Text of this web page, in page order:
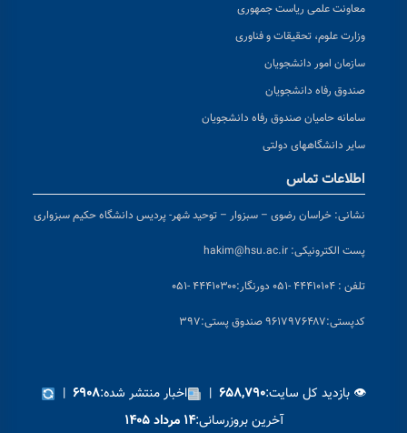
معاونت علمی ریاست جمهوری
وزارت علوم، تحقیقات و فناوری
سازمان امور دانشجویان
صندوق رفاه دانشجویان
سامانه حامیان صندوق رفاه دانشجویان
سایر دانشگاههای دولتی
اطلاعات تماس
نشانی: خراسان رضوی – سبزوار – توحید شهر- پردیس دانشگاه حکیم سبزواری
پست الکترونیکی: hakim@hsu.ac.ir
تلفن : ۴۴۴۱۰۱۰۴ -۰۵۱ دورنگار:۴۴۴۱۰۳۰۰ -۰۵۱
کدپستی:۹۶۱۷۹۷۶۴۸۷ صندوق پستی:۳۹۷
👁 بازدید کل سایت:۶۵۸,۷۹۰ | اخبار منتشر شده:۶۹۰۸ |
آخرین بروزرسانی:۱۴ مرداد ۱۴۰۵